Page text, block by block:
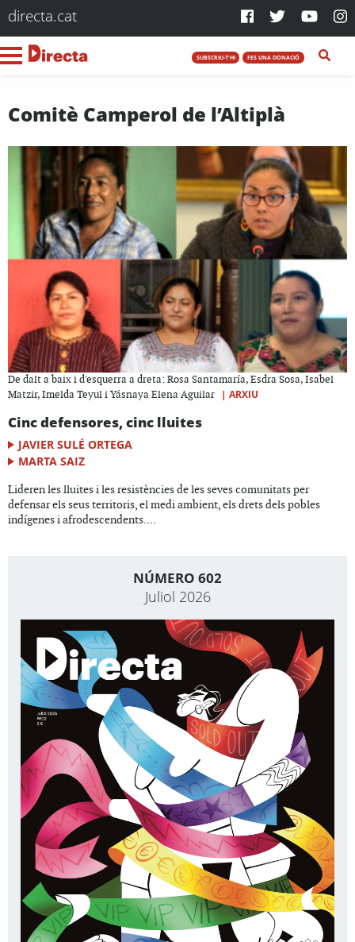
directa.cat
SUBSCRIU-T'HI FES UNA DONACIÓ
Comitè Camperol de l’Altiplà
De dalt a baix i d'esquerra a dreta: Rosa Santamaría, Esdra Sosa, Isabel
Matzir, Imelda Teyul i Yásnaya Elena Aguilar
| ARXIU
Cinc defensores, cinc lluites
JAVIER SULÉ ORTEGA
MARTA SAIZ
Lideren les lluites i les resistències de les seves comunitats per
defensar els seus territoris, el medi ambient, els drets dels pobles
indígenes i afrodescendents....
NÚMERO 602
Juliol 2026